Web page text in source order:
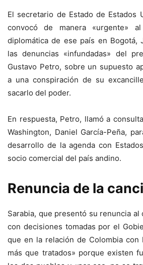
El secretario de Estado de Estados
convocó de manera «urgente»
diplomática de ese país en Bogotá,
las denuncias «infundadas» del
Gustavo Petro, sobre un supuesto
a una conspiración de su
sacarlo del poder.
En respuesta, Petro, llamó a
Washington, Daniel García-Peña,
desarrollo de la agenda con
socio comercial del país andino.
Renuncia de la
Sarabia, que presentó su renuncia
con decisiones tomadas por el
que en la relación de Colombia con
más que tratados» porque existen